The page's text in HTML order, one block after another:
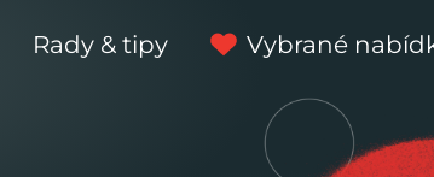
Rady & tipy Vybrané